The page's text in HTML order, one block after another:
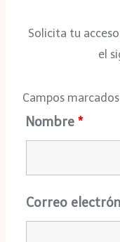
Solicita tu
el
Campos
Nombre *
Correo